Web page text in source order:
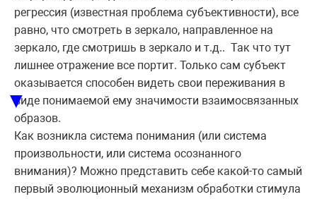
регрессия (известная проблема субъективности), все
равно, что смотреть в зеркало, направленное на
зеркало, где смотришь в зеркало и т.д.. Так что тут
лишнее отражение все портит. Только сам субъект
оказывается способен видеть свои переживания в
виде понимаемой ему значимости взаимосвязанных
образов.
Как возникла система понимания (или система
произвольности, или система осознанного
внимания)? Можно представить себе какой-то самый
первый эволюционный механизм обработки стимула
▼